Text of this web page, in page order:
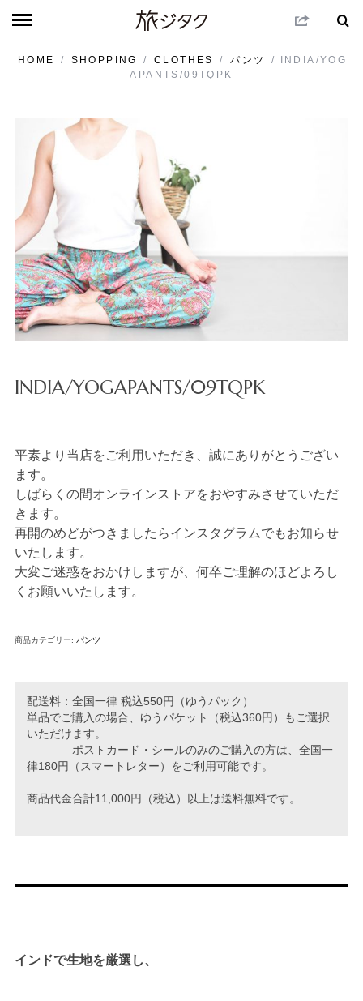
HOME / SHOPPING / CLOTHES / パンツ
/ INDIA/YOG
APANTS/09TQPK
INDIA/YOGAPANTS/09TQPK
平素より当店をご利用いただき、誠にありがとうござい
ます。
しばらくの間オンラインストアをおやすみさせていただ
きます。
再開のめどがつきましたらインスタグラムでもお知らせ
いたします。
大変ご迷惑をおかけしますが、何卒ご理解のほどよろし
くお願いいたします。
商品カテゴリー: パンツ
配送料：全国一律 税込550円（ゆうパック）
単品でご購入の場合、ゆうパケット（税込360円）もご選択
いただけます。
ポストカード・シールのみのご購入の方は、全国一
律180円（スマートレター）をご利用可能です。
商品代金合計11,000円（税込）以上は送料無料です。
インドで生地を厳選し、